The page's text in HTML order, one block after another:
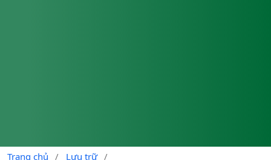
Trang chủ / Lưu trữ /